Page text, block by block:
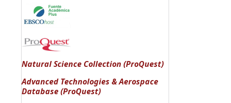
Natural Science Collection (ProQuest)
Advanced Technologies & Aerospace
Database (ProQuest)